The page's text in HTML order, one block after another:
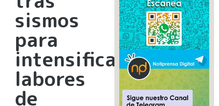
sismos
para
intensificar
labores
de